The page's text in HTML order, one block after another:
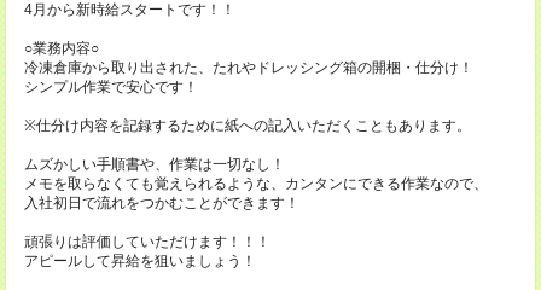
4月から新時給スタートです！！
○業務内容○
冷凍倉庫から取り出された、たれやドレッシング箱の開梱・仕分け！
シンプル作業で安心です！
※仕分け内容を記録するために紙への記入いただくこともあります。
ムズかしい手順書や、作業は一切なし！
メモを取らなくても覚えられるような、カンタンにできる作業なので、
入社初日で流れをつかむことができます！
頑張りは評価していただけます！！！
アピールして昇給を狙いましょう！